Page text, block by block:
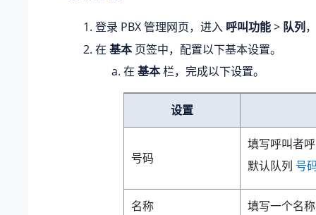
登录 PBX 管理网页，进入 呼叫功能> 队列
在 基本页签中，配置以下基本设置。
在 基本栏，完成以下设置。
设置
号码
填写呼叫者
默认队列 号
名称 填写一个名